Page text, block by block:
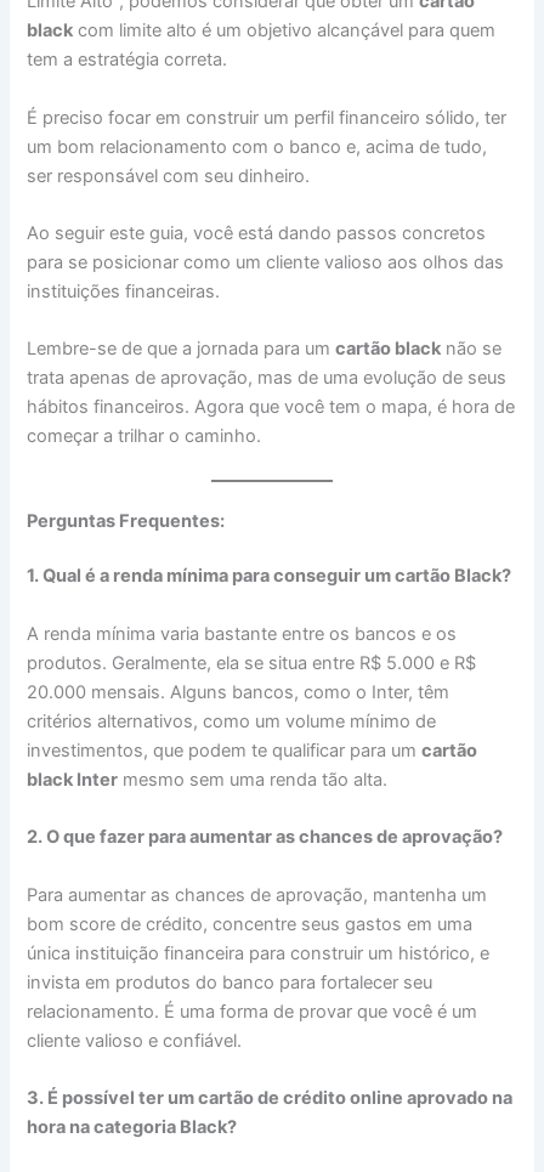
black com limite alto é um objetivo alcançável para quem
tem a estratégia correta.
É preciso focar em construir um perfil financeiro sólido, ter
um bom relacionamento com o banco e, acima de tudo,
ser responsável com seu dinheiro.
Ao seguir este guia, você está dando passos concretos
para se posicionar como um cliente valioso aos olhos das
instituições financeiras.
Lembre-se de que a jornada para umcartão black não se
trata apenas de aprovação, mas de uma evolução de seus
hábitos financeiros. Agora que você tem o mapa, é hora de
começar a trilhar o caminho.
Perguntas Frequentes:
1. Qual é a renda mínima para conseguir um cartão Black?
A renda mínima varia bastante entre os bancos e os
produtos. Geralmente, ela se situa entre R$ 5.000 e R$
20.000 mensais. Alguns bancos, como o Inter, têm
critérios alternativos, como um volume mínimo de
investimentos, que podem te qualificar para umcartão
black Inter mesmo sem uma renda tão alta.
2. O que fazer para aumentar as chances de aprovação?
Para aumentar as chances de aprovação, mantenha um
bom score de crédito, concentre seus gastos em uma
única instituição financeira para construir um histórico, e
invista em produtos do banco para fortalecer seu
relacionamento. É uma forma de provar que você é um
cliente valioso e confiável.
3. É possível ter um cartão de crédito online aprovado na
hora na categoria Black?